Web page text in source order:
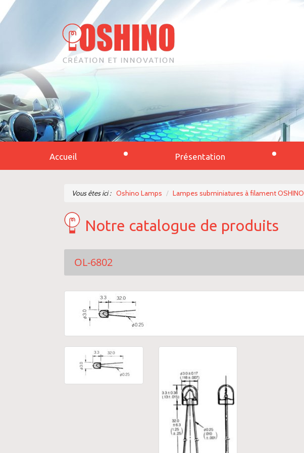
Accueil Présentation
Vous êtes ici : Oshino Lamps Lampes subminiatures à filament OSHINO
Notre catalogue de produits
OL-6802